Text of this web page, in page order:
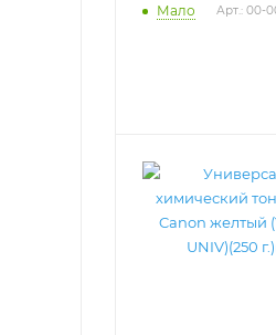
Мало
Арт.: 00-